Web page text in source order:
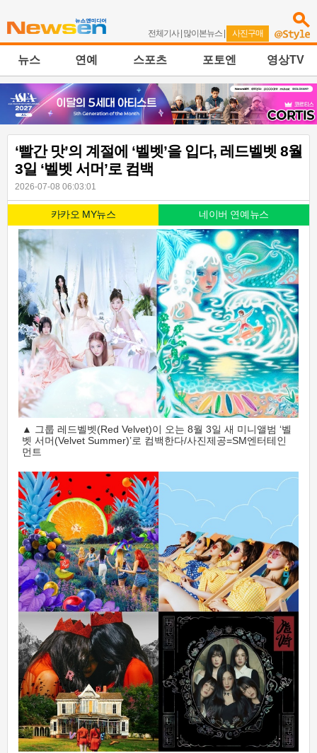
전체기사| 많이본뉴스 | 사진구매
뉴스 연예 스포츠 포토엔 영상TV
‘빨간 맛’의 계절에 ‘벨벳’을 입다, 레드벨벳 8월
3일 ‘벨벳 서머’로 컴백
2026-07-08 06:03:01
카카오 MY뉴스 네이버 연예뉴스
▲ 그룹 레드벨벳(Red Velvet)이 오는 8월 3일 새 미니앨범 ‘벨
벳 서머(Velvet Summer)’로 컴백한다/사진제공=SM엔터테인
먼트